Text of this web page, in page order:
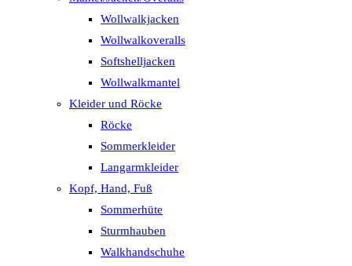
Wollwalkjacken
Wollwalkoveralls
Softshelljacken
Wollwalkmantel
Kleider und Röcke
Röcke
Sommerkleider
Langarmkleider
Kopf, Hand, Fuß
Sommerhüte
Sturmhauben
Walkhandschuhe